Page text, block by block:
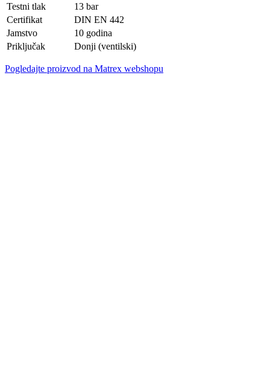
Testni tlak
13 bar
Certifikat
DIN EN 442
Jamstvo
10 godina
Priključak
Donji (ventilski)
Pogledajte proizvod na Matrex webshopu